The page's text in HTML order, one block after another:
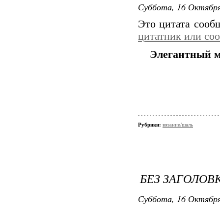
Суббота, 16
Это цитата
цитатник или
Элегантный
Рубрики: вязание/шаль
БЕЗ
Суббота, 16